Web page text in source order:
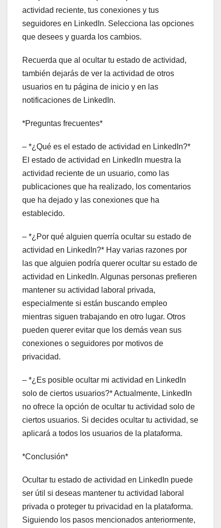
actividad reciente, tus conexiones y tus
seguidores en LinkedIn. Selecciona las opciones
que desees y guarda los cambios.
Recuerda que al ocultar tu estado de actividad,
también dejarás de ver la actividad de otros
usuarios en tu página de inicio y en las
notificaciones de LinkedIn.
*Preguntas frecuentes*
– *¿Qué es el estado de actividad en LinkedIn?*
El estado de actividad en LinkedIn muestra la
actividad reciente de un usuario, como las
publicaciones que ha realizado, los comentarios
que ha dejado y las conexiones que ha
establecido.
– *¿Por qué alguien querría ocultar su estado de
actividad en LinkedIn?* Hay varias razones por
las que alguien podría querer ocultar su estado de
actividad en LinkedIn. Algunas personas prefieren
mantener su actividad laboral privada,
especialmente si están buscando empleo
mientras siguen trabajando en otro lugar. Otros
pueden querer evitar que los demás vean sus
conexiones o seguidores por motivos de
privacidad.
– *¿Es posible ocultar mi actividad en LinkedIn
solo de ciertos usuarios?* Actualmente, LinkedIn
no ofrece la opción de ocultar tu actividad solo de
ciertos usuarios. Si decides ocultar tu actividad, se
aplicará a todos los usuarios de la plataforma.
*Conclusión*
Ocultar tu estado de actividad en LinkedIn puede
ser útil si deseas mantener tu actividad laboral
privada o proteger tu privacidad en la plataforma.
Siguiendo los pasos mencionados anteriormente,